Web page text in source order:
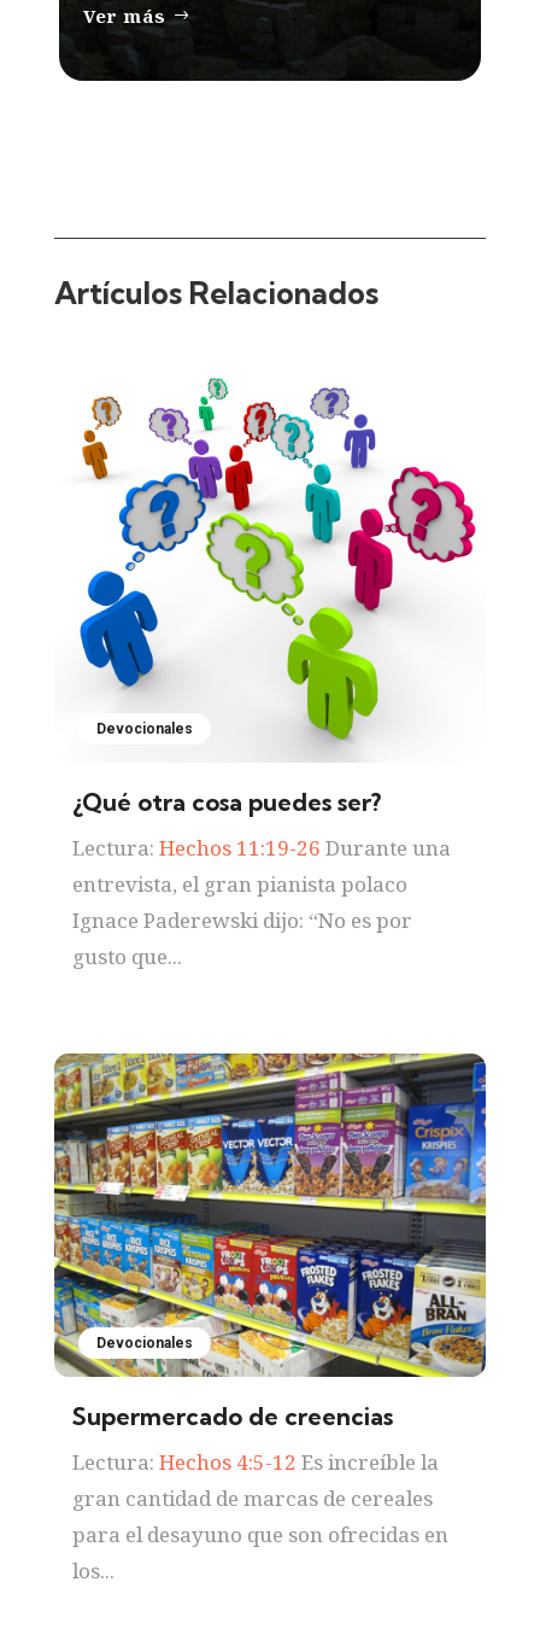
Ver más
Artículos Relacionados
Devocionales
¿Qué otra cosa puedes ser?
Lectura: Hechos 11:19-26 Durante una
entrevista, el gran pianista polaco
Ignace Paderewski dijo: “No es por
gusto que...
Devocionales
Supermercado de creencias
Lectura: Hechos 4:5-12 Es increíble la
gran cantidad de marcas de cereales
para el desayuno que son ofrecidas en
los...